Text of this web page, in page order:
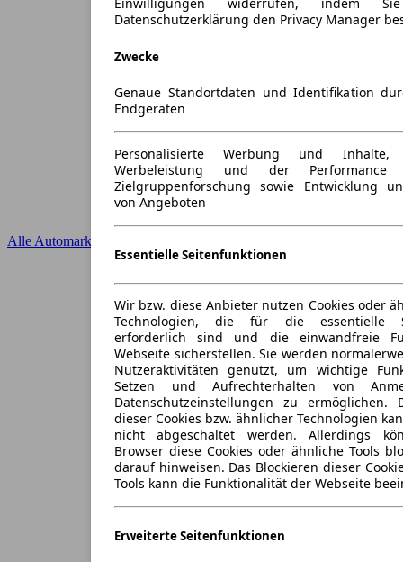
Einwilligungen widerrufen, indem
Datenschutzerklärung den Privacy Manager
Zwecke
Genaue Standortdaten und Identifikation
Endgeräten
Personalisierte Werbung und Inhalte,
Werbeleistung und der
Zielgruppenforschung sowie Entwicklung
von Angeboten
Essentielle Seitenfunktionen
Wir bzw. diese Anbieter nutzen Cookies oder
Technologien, die für die essentielle
erforderlich sind und die einwandfreie
Webseite sicherstellen. Sie werden
Nutzeraktivitäten genutzt, um wichtige
Setzen und Aufrechterhalten von
Datenschutzeinstellungen zu ermöglichen.
dieser Cookies bzw. ähnlicher Technologien
nicht abgeschaltet werden. Allerdings
Browser diese Cookies oder ähnliche Tools
darauf hinweisen. Das Blockieren dieser
Tools kann die Funktionalität der Webseite
Erweiterte Seitenfunktionen
Alle Automarken